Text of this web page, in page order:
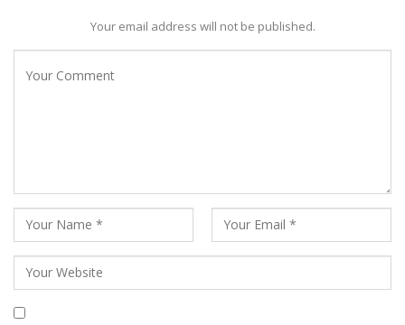
Your email address will not be published.